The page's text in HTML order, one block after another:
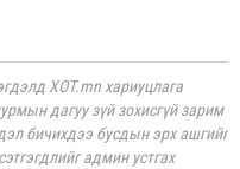
XOT.mn хариуцлага
дагуу зүй зохисгүй зарим
бичихдээ бусдын эрх ашгийг
админ устгах